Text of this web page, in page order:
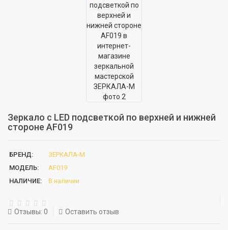
Зеркало с LED подсветкой по верхней и нижней
стороне AF019
БРЕНД:
ЗЕРКАЛА-М
МОДЕЛЬ:
AF019
НАЛИЧИЕ:
В наличии
Отзывы: 0 Оставить отзыв